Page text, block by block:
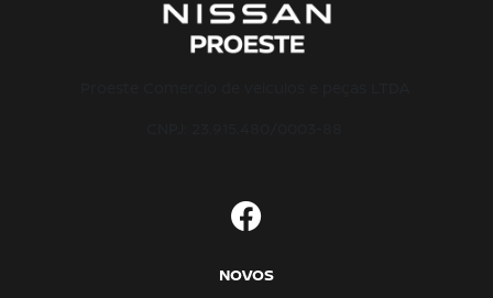
NOVOS